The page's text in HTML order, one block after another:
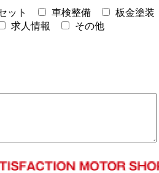
ット 車検整備
板金塗装
求人情報 その他